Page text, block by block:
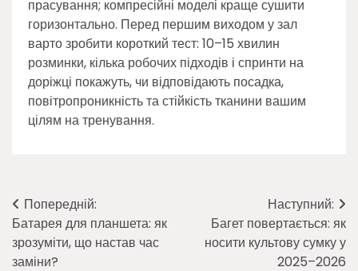
прасування; компресійні моделі краще сушити
горизонтально. Перед першим виходом у зал
варто зробити короткий тест: 10–15 хвилин
розминки, кілька робочих підходів і спринти на
доріжці покажуть, чи відповідають посадка,
повітропроникність та стійкість тканини вашим
цілям на тренування.
Навігація
записів
Попередній:
Батарея для планшета: як
зрозуміти, що настав час
заміни?
Наступний:
Багет повертається: як
носити культову сумку у
2025–2026